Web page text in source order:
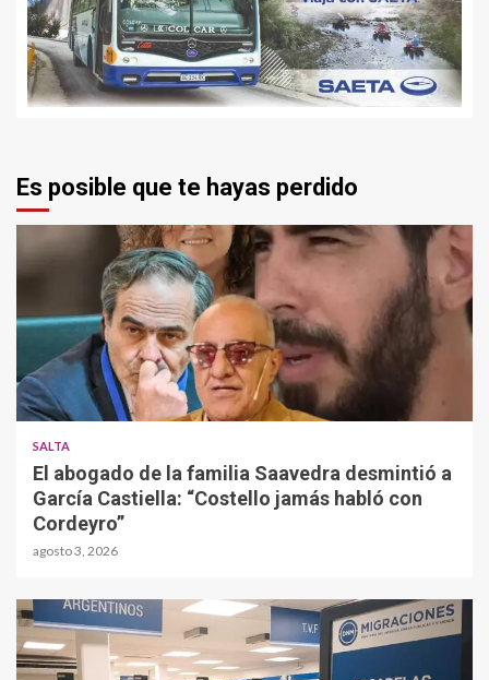
Es posible que te hayas perdido
SALTA
El abogado de la familia Saavedra desmintió a
García Castiella: “Costello jamás habló con
Cordeyro”
agosto 3, 2026